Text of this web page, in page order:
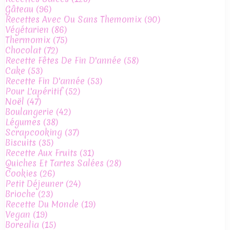
Gâteau (96)
Recettes Avec Ou Sans Themomix (90)
Végétarien (86)
Thermomix (75)
Chocolat(72)
Recette Fêtes De Fin D'année (58)
Cake (53)
Recette Fin D'année (53)
Pour L'apéritif(52)
Noël (47)
Boulangerie (42)
Légumes (38)
Scrapcooking (37)
Biscuits (35)
Recette Aux Fruits (31)
Quiches Et Tartes Salées (28)
Cookies (26)
Petit Déjeuner (24)
Brioche(23)
Recette Du Monde (19)
Vegan (19)
Borealia (15)